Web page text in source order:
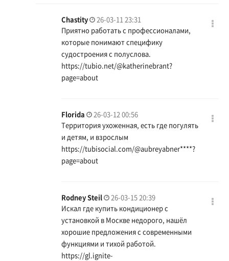
Chastity
26-03-11 23:31
Приятно работать с профессионалами,
которые понимают специфику
судостроения с полуслова.
https://tubio.net/@katherinebrant?
page=about
Florida
26-03-12 00:56
Территория ухоженная, есть где погулять
и детям, и взрослым
https://tubisocial.com/@aubreyabner****?
page=about
Rodney Steil
26-03-15 20:39
Искал где купить кондиционер с
установкой в Москве недорого, нашёл
хорошие предложения с современными
функциями и тихой работой.
https://gl.ignite-